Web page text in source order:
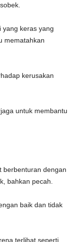
yang keras yang
mematahkan
kerusakan
untuk membantu
berbenturan dengan
bahkan pecah.
baik dan tidak
terlihat seperti